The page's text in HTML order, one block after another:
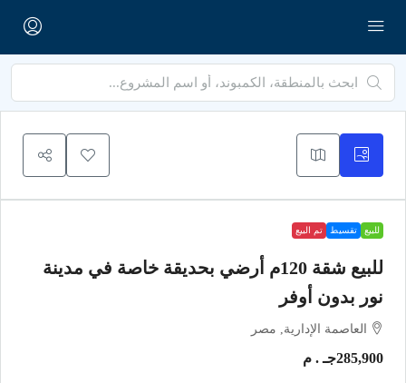
للبيع تقسيط تم البيع
للبيع شقة 120م أرضي بحديقة خاصة في مدينة
نور بدون أوفر
العاصمة الإدارية, مصر
285,900جـ . م